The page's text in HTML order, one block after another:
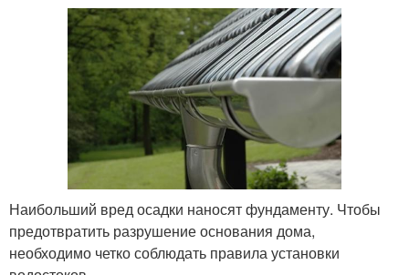
Наибольший вред осадки наносят фундаменту. Чтобы
предотвратить разрушение основания дома,
необходимо четко соблюдать правила установки